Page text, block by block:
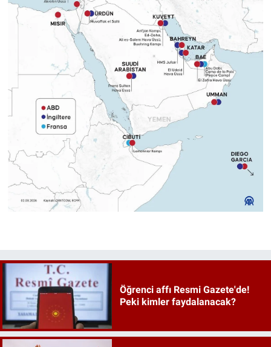
Öğrenci affı Resmi Gazete'de!
Peki kimler faydalanacak?